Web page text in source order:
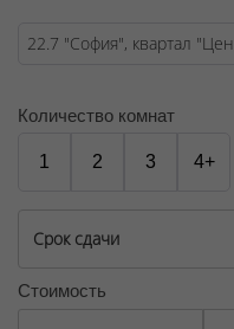
04.09.2025
Количество комнат
1 2 3 4+
Срок сдачи
Стоимость